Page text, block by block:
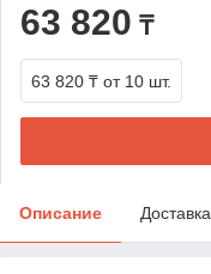
63 820 ₸
63 820 ₸ от 10 шт.
Описание Доставка